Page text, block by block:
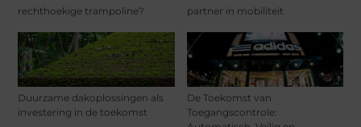
rechthoekige trampoline?
partner in mobiliteit
Duurzame dakoplossingen als
investering in de toekomst
De Toekomst van
Toegangscontrole: